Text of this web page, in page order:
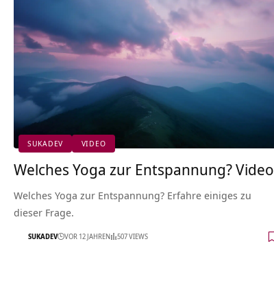
SUKADEV VIDEO
Welches Yoga zur Entspannung? Video
Welches Yoga zur Entspannung? Erfahre einiges zu
dieser Frage.
SUKADEV VOR 12 JAHREN 507 VIEWS